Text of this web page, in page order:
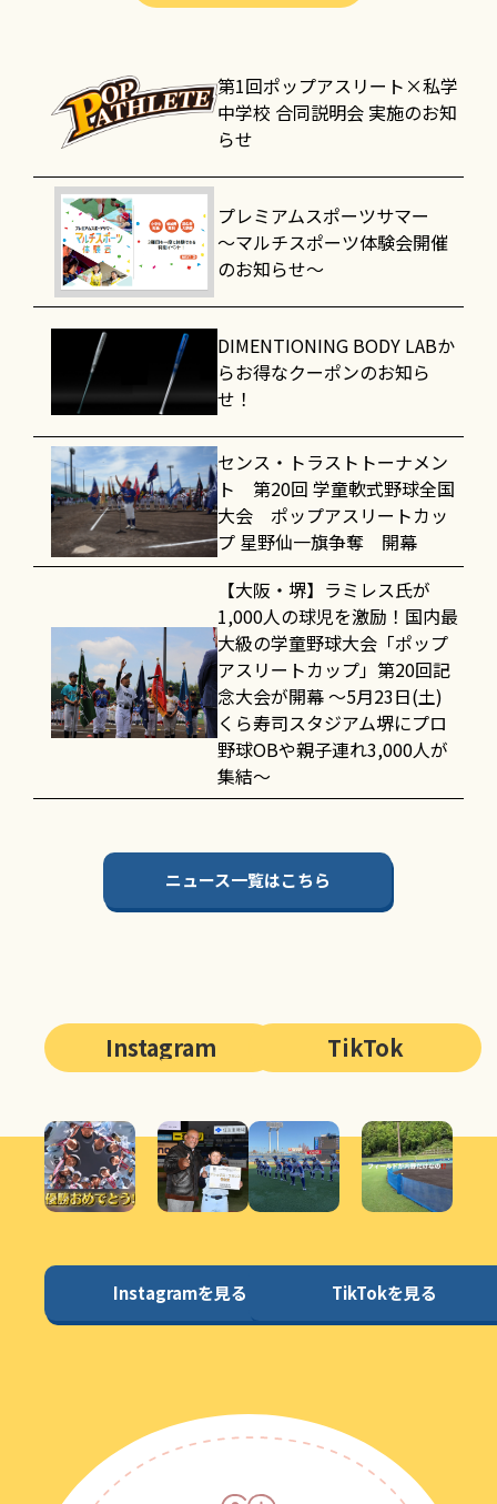
第1回ポップアスリート×私学
中学校 合同説明会 実施のお知
らせ
プレミアムスポーツサマー
～マルチスポーツ体験会開催
のお知らせ～
DIMENTIONING BODY LABか
らお得なクーポンのお知ら
せ！
センス・トラストトーナメン
ト 第20回 学童軟式野球全国
大会 ポップアスリートカッ
プ 星野仙一旗争奪 開幕
【大阪・堺】ラミレス氏が
1,000人の球児を激励！国内最
大級の学童野球大会「ポップ
アスリートカップ」第20回記
念大会が開幕 〜5月23日(土)
くら寿司スタジアム堺にプロ
野球OBや親子連れ3,000人が
集結〜
ニュース一覧はこちら
Instagram
Instagramを見る
TikTok
TikTokを見る